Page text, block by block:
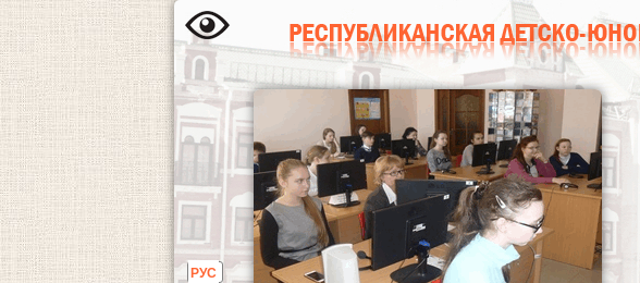
РУС